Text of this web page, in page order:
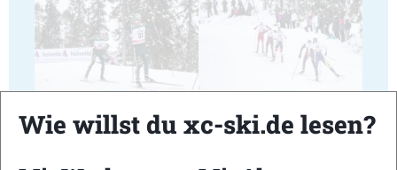
Wie willst du xc-ski.de lesen?